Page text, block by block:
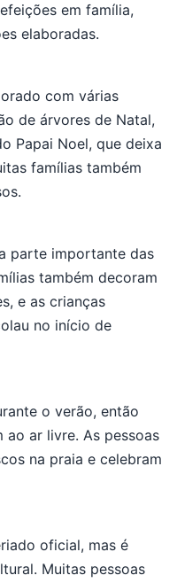
em família,
elaboradas.
com várias
de árvores de Natal,
Papai Noel, que deixa
famílias também
parte importante das
também decoram
e as crianças
no início de
o verão, então
ao ar livre. As pessoas
na praia e celebram
oficial, mas é
Muitas pessoas